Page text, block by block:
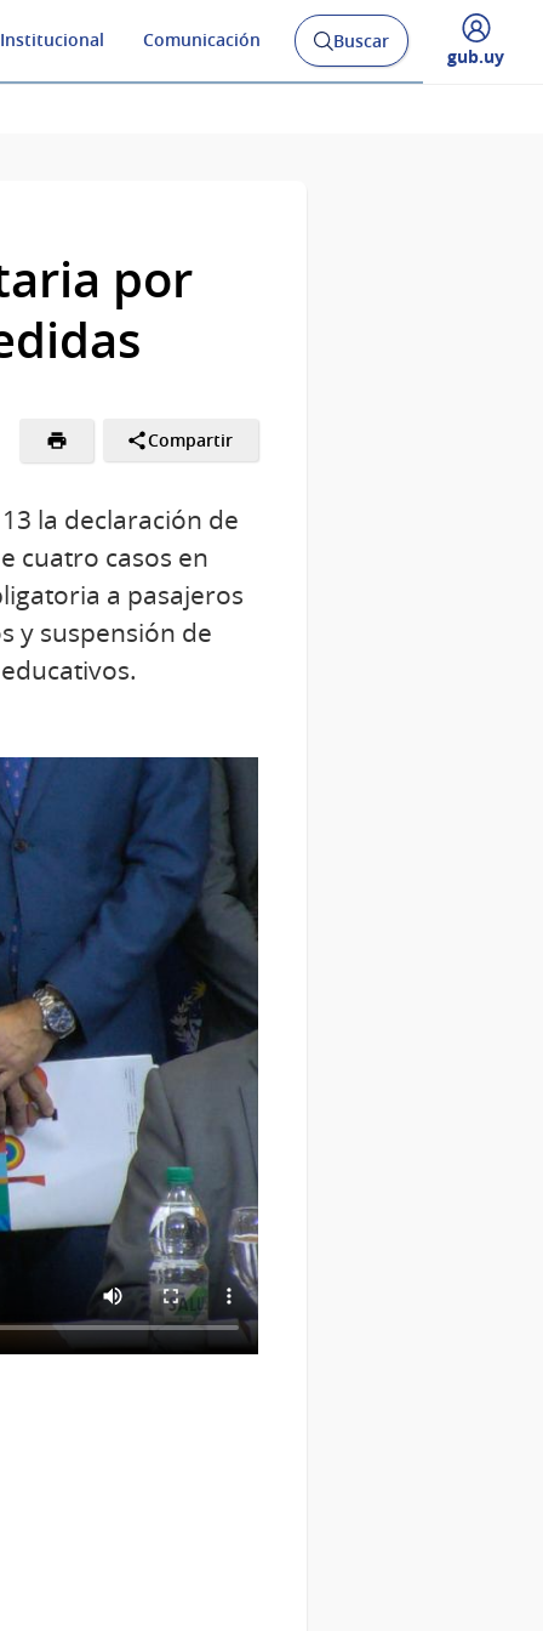
Institucional Comunicación
Abrir
buscador
Buscar
Desplegar
gub.uy
por
Compartir
la declaración de
cuatro casos en
a pasajeros
y suspensión de